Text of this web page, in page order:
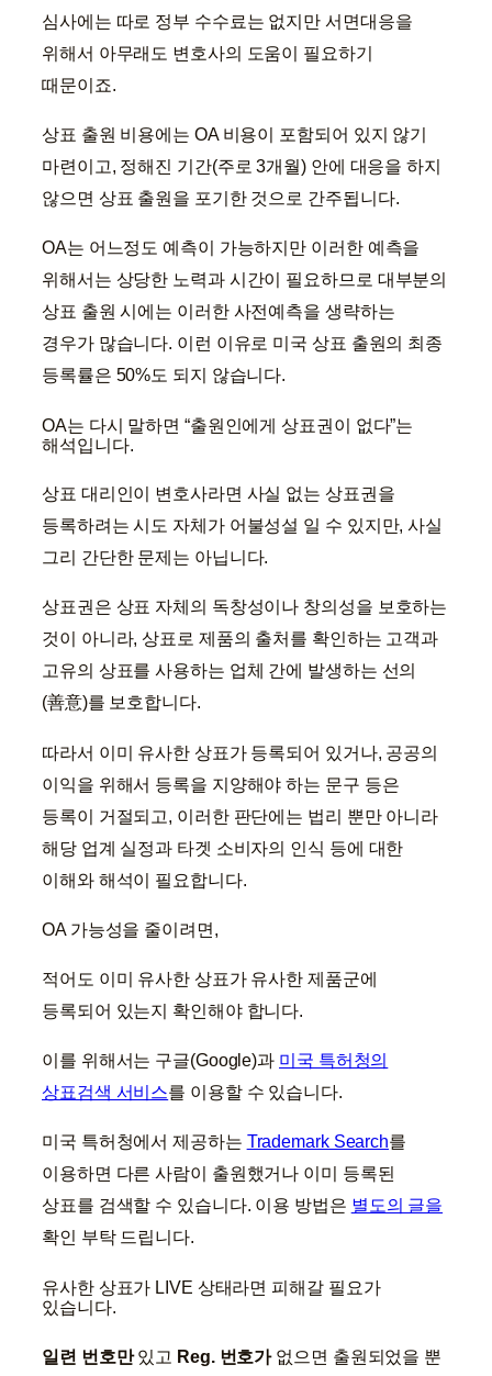
심사에는 따로 정부 수수료는 없지만 서면대응을
위해서 아무래도 변호사의 도움이 필요하기
때문이죠.
상표 출원 비용에는 OA 비용이 포함되어 있지 않기
마련이고, 정해진 기간(주로 3개월) 안에 대응을 하지
않으면 상표 출원을 포기한 것으로 간주됩니다.
OA는 어느정도 예측이 가능하지만 이러한 예측을
위해서는 상당한 노력과 시간이 필요하므로 대부분의
상표 출원 시에는 이러한 사전예측을 생략하는
경우가 많습니다. 이런 이유로 미국 상표 출원의 최종
등록률은 50%도 되지 않습니다.
OA는 다시 말하면 “출원인에게 상표권이 없다”는
해석입니다.
상표 대리인이 변호사라면 사실 없는 상표권을
등록하려는 시도 자체가 어불성설 일 수 있지만, 사실
그리 간단한 문제는 아닙니다.
상표권은 상표 자체의 독창성이나 창의성을 보호하는
것이 아니라, 상표로 제품의 출처를 확인하는 고객과
고유의 상표를 사용하는 업체 간에 발생하는 선의
(善意)를 보호합니다.
따라서 이미 유사한 상표가 등록되어 있거나, 공공의
이익을 위해서 등록을 지양해야 하는 문구 등은
등록이 거절되고, 이러한 판단에는 법리 뿐만 아니라
해당 업계 실정과 타겟 소비자의 인식 등에 대한
이해와 해석이 필요합니다.
OA 가능성을 줄이려면,
적어도 이미 유사한 상표가 유사한 제품군에
등록되어 있는지 확인해야 합니다.
이를 위해서는 구글(Google)과 미국 특허청의
상표검색 서비스를 이용할 수 있습니다.
미국 특허청에서 제공하는 Trademark Search를
이용하면 다른 사람이 출원했거나 이미 등록된
상표를 검색할 수 있습니다. 이용 방법은 별도의 글을
확인 부탁 드립니다.
유사한 상표가 LIVE 상태라면 피해갈 필요가
있습니다.
일련 번호만있고 Reg. 번호가없으면 출원되었을 뿐